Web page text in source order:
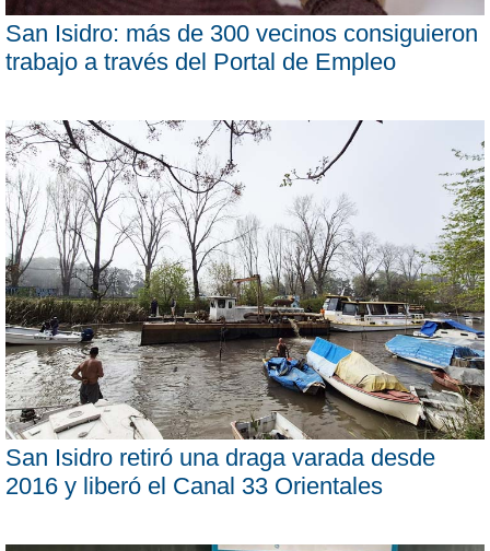
San Isidro: más de 300 vecinos consiguieron
trabajo a través del Portal de Empleo
San Isidro retiró una draga varada desde
2016 y liberó el Canal 33 Orientales